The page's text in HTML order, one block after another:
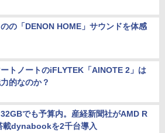
の「DENON HOME」サウンドを体感
トノートのiFLYTEK「AINOTE 2」は
的なのか？
32GBでも予算内。産経新聞社がAMD R
載dynabookを2千台導入